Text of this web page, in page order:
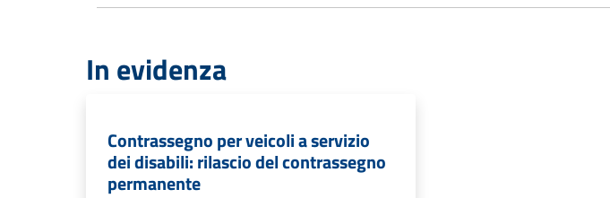
In evidenza
Contrassegno per veicoli a servizio
dei disabili: rilascio del contrassegno
permanente